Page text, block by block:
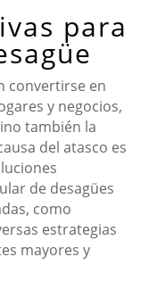
para
convertirse en
y negocios,
también la
del atasco es
de desagües
como
estrategias
mayores y